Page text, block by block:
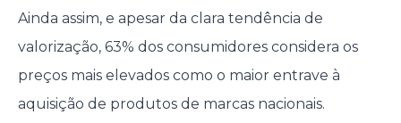
Ainda assim, e apesar da clara tendência de
valorização, 63% dos consumidores considera os
preços mais elevados como o maior entrave à
aquisição de produtos de marcas nacionais.